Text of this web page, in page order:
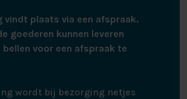
vindt plaats via een afspraak.
goederen kunnen leveren
bellen voor een afspraak te
wordt bij bezorging netjes